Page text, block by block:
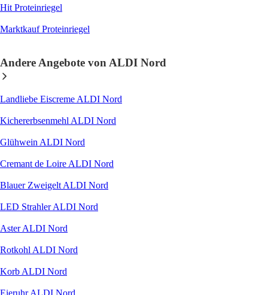
Hit Proteinriegel
Marktkauf Proteinriegel
Andere Angebote von ALDI Nord
Landliebe Eiscreme ALDI Nord
Kichererbsenmehl ALDI Nord
Glühwein ALDI Nord
Cremant de Loire ALDI Nord
Blauer Zweigelt ALDI Nord
LED Strahler ALDI Nord
Aster ALDI Nord
Rotkohl ALDI Nord
Korb ALDI Nord
Eieruhr ALDI Nord